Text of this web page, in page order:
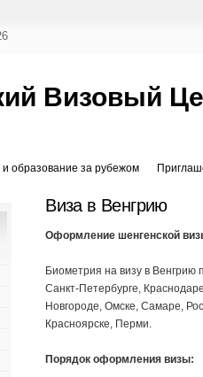
Визовый
и образование за рубежом
Виза в Венгрию
Оформление шенгенской
Биометрия на визу в Венгрию
Санкт-Петербурге,
Новгороде, Омске, Самаре,
Красноярске, Перми.
Порядок оформления визы: